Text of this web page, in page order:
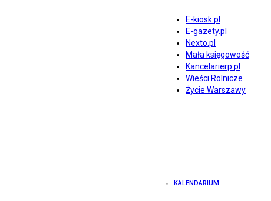
E-kiosk.pl
E-gazety.pl
Nexto.pl
Mała księgowość
Kancelarierp.pl
Wieści Rolnicze
Życie Warszawy
KALENDARIUM